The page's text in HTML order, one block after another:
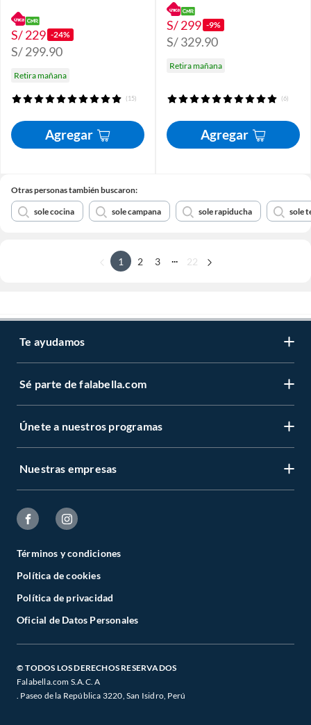
S/ 229 -24%
S/ 299.90
Retira mañana
(15)
Agregar
S/ 299 -9%
S/ 329.90
Retira mañana
(6)
Agregar
Otras personas también buscaron:
sole cocina sole campana sole rapiducha sole
1 2 3 22
Te ayudamos
Sé parte de falabella.com
Únete a nuestros programas
Nuestras empresas
Términos y condiciones
Política de cookies
Política de privacidad
Oficial de Datos Personales
© TODOS LOS DERECHOS RESERVADOS
Falabella.com S.A.C. A
. Paseo de la República 3220, San Isidro, Perú